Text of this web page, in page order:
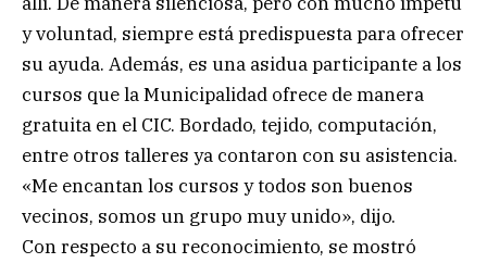
y voluntad, siempre está predispuesta para ofrecer
su ayuda. Además, es una asidua participante a los
cursos que la Municipalidad ofrece de manera
gratuita en el CIC. Bordado, tejido, computación,
entre otros talleres ya contaron con su asistencia.
«Me encantan los cursos y todos son buenos
vecinos, somos un grupo muy unido», dijo.
Con respecto a su reconocimiento, se mostró